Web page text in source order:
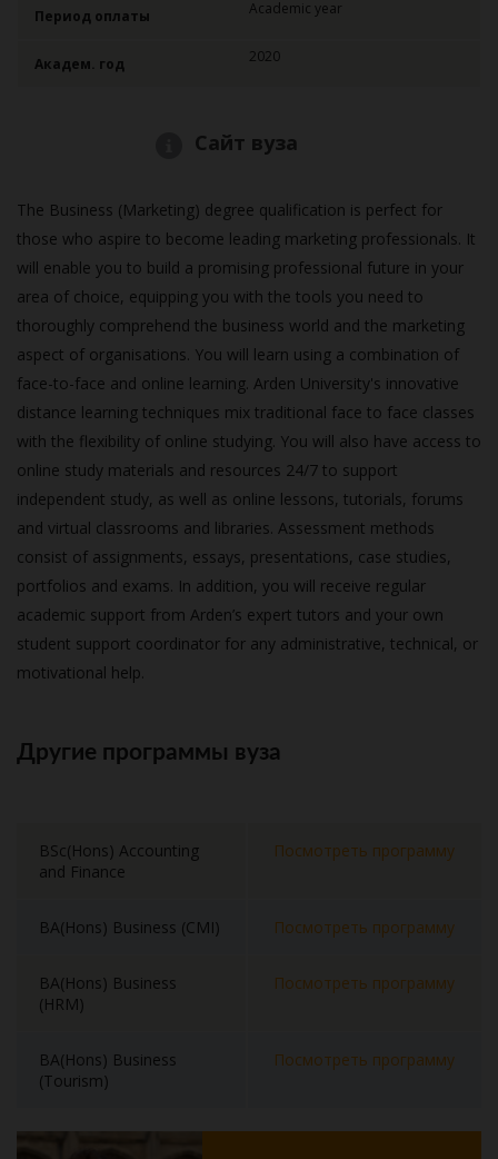
Период оплаты Academic year
Академ. год 2020
Сайт вуза
The Business (Marketing) degree qualification is perfect for
those who aspire to become leading marketing professionals. It
will enable you to build a promising professional future in your
area of choice, equipping you with the tools you need to
thoroughly comprehend the business world and the marketing
aspect of organisations. You will learn using a combination of
face-to-face and online learning. Arden University's innovative
distance learning techniques mix traditional face to face classes
with the flexibility of online studying. You will also have access to
online study materials and resources 24/7 to support
independent study, as well as online lessons, tutorials, forums
and virtual classrooms and libraries. Assessment methods
consist of assignments, essays, presentations, case studies,
portfolios and exams. In addition, you will receive regular
academic support from Arden’s expert tutors and your own
student support coordinator for any administrative, technical, or
motivational help.
Другие программы вуза
BSc(Hons) Accounting
and Finance
Посмотреть программу
BA(Hons) Business (CMI) Посмотреть программу
BA(Hons) Business
(HRM)
Посмотреть программу
BA(Hons) Business
(Tourism)
Посмотреть программу